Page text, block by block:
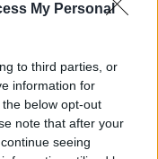
My Personal
to third parties, or
information for
below opt-out
note that after your
seeing
χθες, κατά την
παρότι